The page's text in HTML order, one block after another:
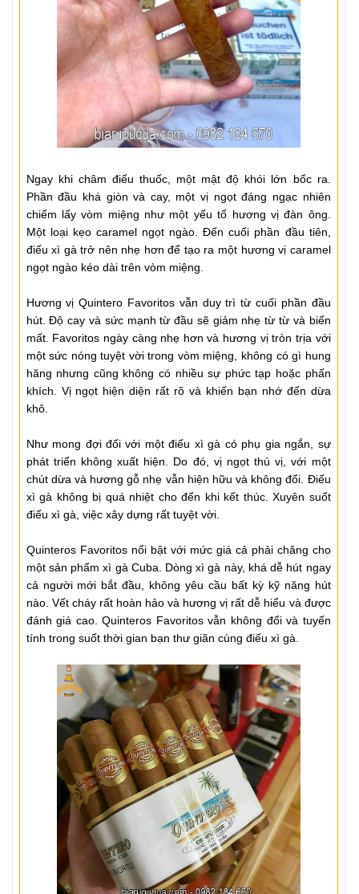
Ngay khi châm điếu thuốc, một mật độ khói lớn bốc ra.
Phần đầu khá giòn và cay, một vị ngọt đáng ngạc nhiên
chiếm lấy vòm miệng như một yếu tố hương vị đàn ông.
Một loại kẹo caramel ngọt ngào. Đến cuối phần đầu tiên,
điếu xì gà trở nên nhẹ hơn để tạo ra một hương vị caramel
ngọt ngào kéo dài trên vòm miệng.
Hương vị Quintero Favoritos vẫn duy trì từ cuối phần đầu
hút. Độ cay và sức mạnh từ đầu sẽ giảm nhẹ từ từ và biến
mất. Favoritos ngày càng nhẹ hơn và hương vị tròn trịa với
một sức nóng tuyệt vời trong vòm miệng, không có gì hung
hăng nhưng cũng không có nhiều sự phức tạp hoặc phấn
khích. Vị ngọt hiện diện rất rõ và khiến bạn nhớ đến dừa
khô.
Như mong đợi đối với một điếu xì gà có phụ gia ngắn, sự
phát triển không xuất hiện. Do đó, vị ngọt thú vị, với một
chút dừa và hương gỗ nhẹ vẫn hiện hữu và không đổi. Điếu
xì gà không bị quá nhiệt cho đến khi kết thúc. Xuyên suốt
điếu xì gà, việc xây dựng rất tuyệt vời.
Quinteros Favoritos nổi bật với mức giá cả phải chăng cho
một sản phẩm xì gà Cuba. Dòng xì gà này, khá dễ hút ngay
cả người mới bắt đầu, không yêu cầu bất kỳ kỹ năng hút
nào. Vết cháy rất hoàn hảo và hương vị rất dễ hiểu và được
đánh giá cao. Quinteros Favoritos vẫn không đổi và tuyến
tính trong suốt thời gian bạn thư giãn cùng điếu xì gà.